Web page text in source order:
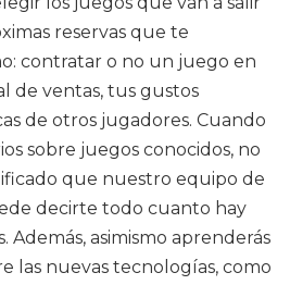
reservas que te
contratar o no un juego en
de ventas, tus gustos
de otros jugadores. Cuando
sobre juegos conocidos, no
que nuestro equipo de
decirte todo cuanto hay
Además, asimismo aprenderás
las nuevas tecnologías, como